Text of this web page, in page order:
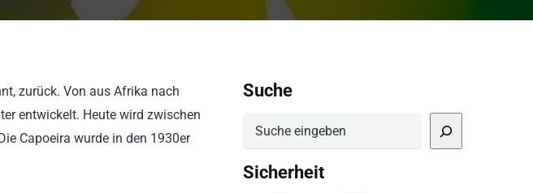
zurück. Von aus Afrika nach
entwickelt. Heute wird zwischen
Capoeira wurde in den 1930er
Suche
Sicherheit